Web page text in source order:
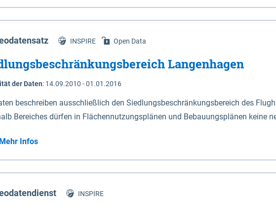
Niedersachsen (vgl. Abb. 4-1) entlang der Elbe zwischen Schnackenburg im
472,5 bei Schnackenburg bis 569 bei Lauenburg). Das
Dannenberg und Lüneburg.
INSPIRE Open Data
Langenhagen
der Daten: 14.09.2010 - 01.01.2016
beschreiben ausschließlich den Siedlungsbeschränkungsbereich des
Bereiches dürfen in Flächennutzungsplänen und Bebauungsplänen keine
Mehr Infos
INSPIRE